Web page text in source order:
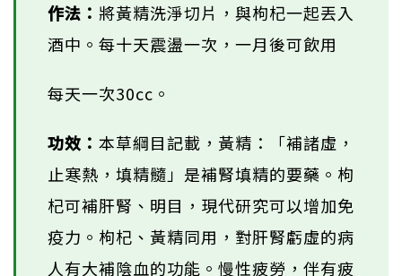
作法： 將黃精洗淨切片，與枸杞一起丟入
酒中。每十天震盪一次，一月後可飲用
每天一次30cc。
功效： 本草綱目記載，黃精：「補諸虛，
止寒熱，填精髓」是補腎填精的要藥。枸
杞可補肝腎、明目，現代研究可以增加免
疫力。枸杞、黃精同用，對肝腎虧虛的病
人有大補陰血的功能。慢性疲勞，伴有疲